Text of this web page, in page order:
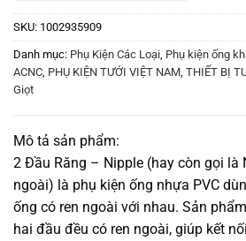
SKU: 1002935909
Danh mục: Phụ Kiện Các Loại Phụ kiện ống
ACNC PHỤ KIỆN TƯỚI VIỆT NAM THIẾT BỊ
Giọt
Mô tả sản phẩm:
2 Đầu Răng – Nipple (hay còn gọi là
ngoài) là phụ kiện ống nhựa PVC
ống có ren ngoài với nhau. Sản
hai đầu đều có ren ngoài, giúp kết